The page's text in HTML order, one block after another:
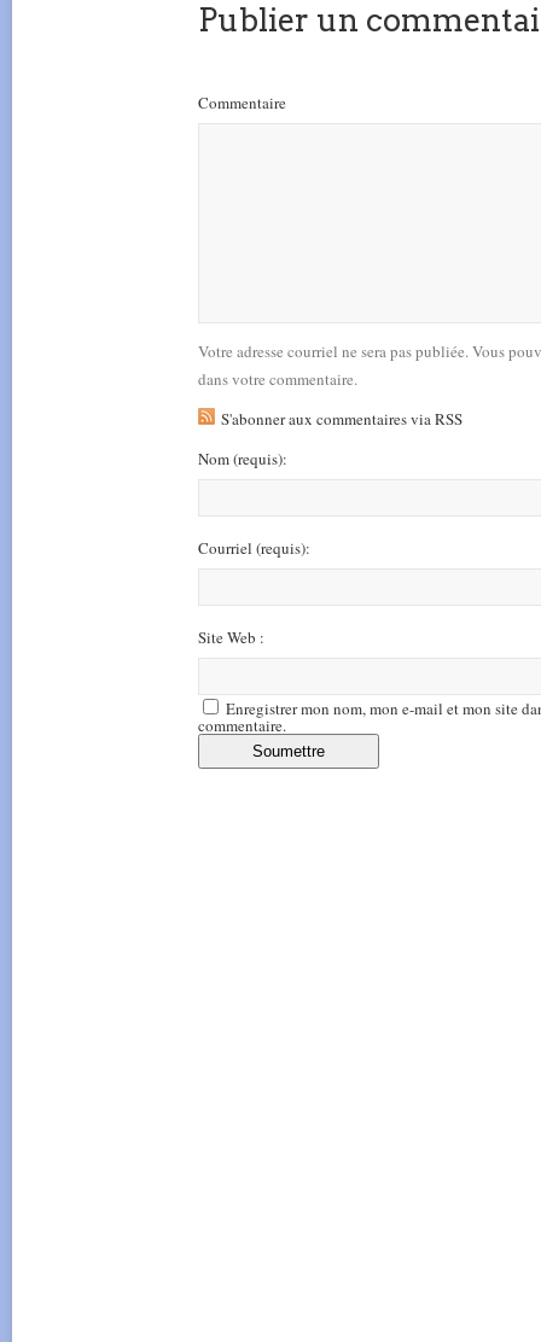
Publier un
Commentaire
Votre adresse courriel ne sera pas publiée. Vous
dans votre commentaire.
S'abonner aux commentaires via RSS
Nom(requis):
Courriel (requis):
Site Web :
Enregistrer mon nom, mon e-mail et mon site
commentaire.